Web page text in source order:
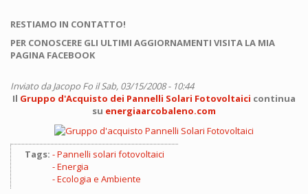
RESTIAMO IN CONTATTO!
PER CONOSCERE GLI ULTIMI AGGIORNAMENTI VISITA LA MIA
PAGINA FACEBOOK
Inviato daJacopo Fo il Sab, 03/15/2008 - 10:44
Il Gruppo d'Acquisto dei Pannelli Solari Fotovoltaici continua
su energiaarcobaleno.com
Tags:
Pannelli solari fotovoltaici
Energia
Ecologia e Ambiente